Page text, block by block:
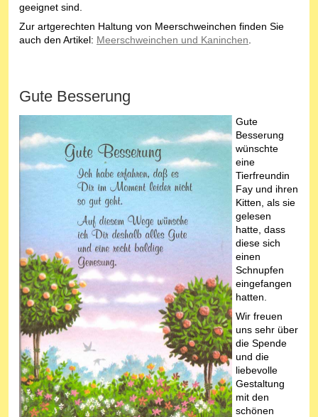
geeignet sind.
Zur artgerechten Haltung von Meerschweinchen finden Sie
auch den Artikel: Meerschweinchen und Kaninchen
Gute Besserung
Gute
Besserung
wünschte
eine
Tierfreundin
Fay und ihren
Kitten, als sie
gelesen
hatte, dass
diese sich
einen
Schnupfen
eingefangen
hatten.
Wir freuen
uns sehr über
die Spende
und die
liebevolle
Gestaltung
mit den
schönen